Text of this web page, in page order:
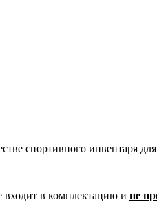
спортивного инвентаря
входит в комплектацию и не